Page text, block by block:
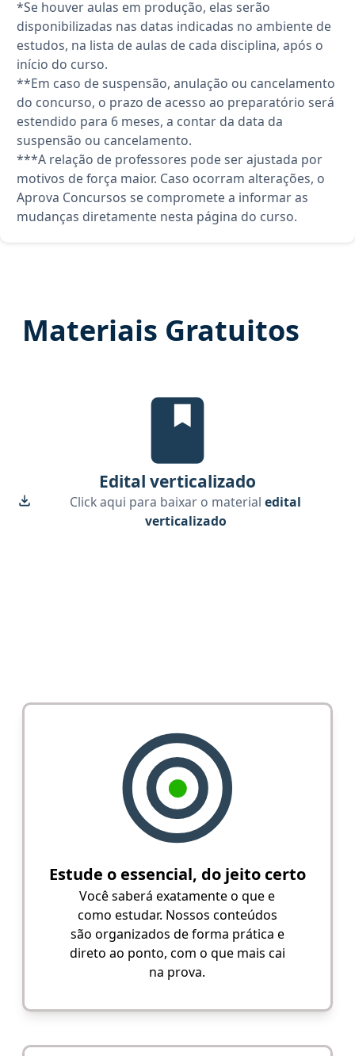
*Se houver aulas em produção, elas serão
disponibilizadas nas datas indicadas no ambiente de
estudos, na lista de aulas de cada disciplina, após o
início do curso.
**Em caso de suspensão, anulação ou cancelamento
do concurso, o prazo de acesso ao preparatório será
estendido para 6 meses, a contar da data da
suspensão ou cancelamento.
***A relação de professores pode ser ajustada por
motivos de força maior. Caso ocorram alterações, o
Aprova Concursos se compromete a informar as
mudanças diretamente nesta página do curso.
Materiais Gratuitos
Edital Verticalizado, material
Edital verticalizado
Click aqui para baixar o materialedital
verticalizado
Estude o essencial, do jeito certo
Você saberá exatamente o que e
como estudar. Nossos conteúdos
são organizados de forma prática e
direto ao ponto, com o que mais cai
na prova.